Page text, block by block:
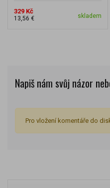
329 Kč
13,56 € skladem
Napiš nám svůj názor
Pro vložení komentáře do